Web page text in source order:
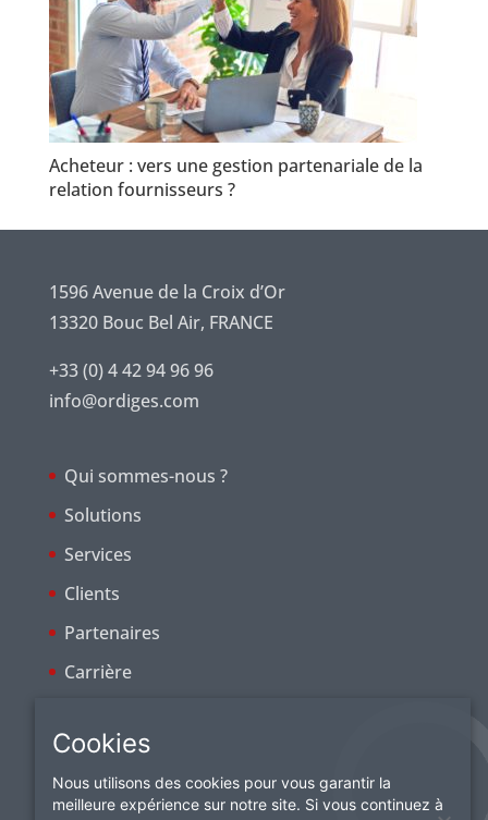
Acheteur : vers une gestion partenariale de la
relation fournisseurs ?
1596 Avenue de la Croix d’Or
13320 Bouc Bel Air, FRANCE
+33 (0) 4 42 94 96 96
info@ordiges.com
Qui sommes-nous ?
Solutions
Services
Clients
Partenaires
Carrière
Cookies
Nous utilisons des cookies pour vous garantir la
meilleure expérience sur notre site. Si vous continuez à